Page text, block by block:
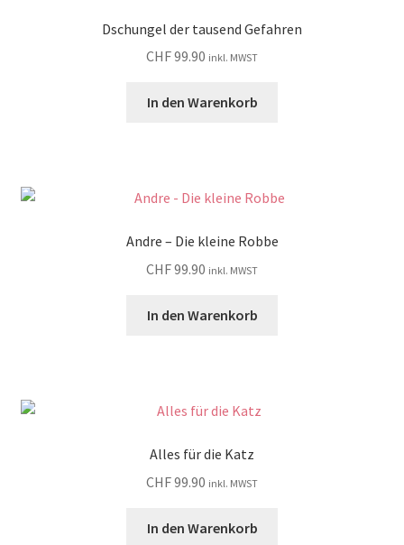
Dschungel der tausend Gefahren
CHF99.90 inkl. MWST
In den Warenkorb
Andre – Die kleine Robbe
CHF99.90 inkl. MWST
In den Warenkorb
Alles für die Katz
CHF99.90 inkl. MWST
In den Warenkorb